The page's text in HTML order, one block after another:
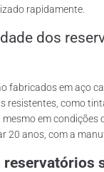
rapidamente.
dos
fabricados em aço
resistentes, como
em condições
20 anos, com a